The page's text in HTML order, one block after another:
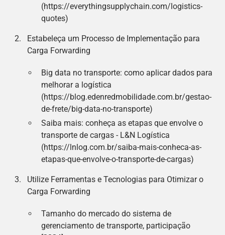
(https://everythingsupplychain.com/logistics-
quotes)
Estabeleça um Processo de Implementação para
Carga Forwarding
Big data no transporte: como aplicar dados para
melhorar a logística
(https://blog.edenredmobilidade.com.br/gestao-
de-frete/big-data-no-transporte)
Saiba mais: conheça as etapas que envolve o
transporte de cargas - L&N Logística
(https://lnlog.com.br/saiba-mais-conheca-as-
etapas-que-envolve-o-transporte-de-cargas)
Utilize Ferramentas e Tecnologias para Otimizar o
Carga Forwarding
Tamanho do mercado do sistema de
gerenciamento de transporte, participação